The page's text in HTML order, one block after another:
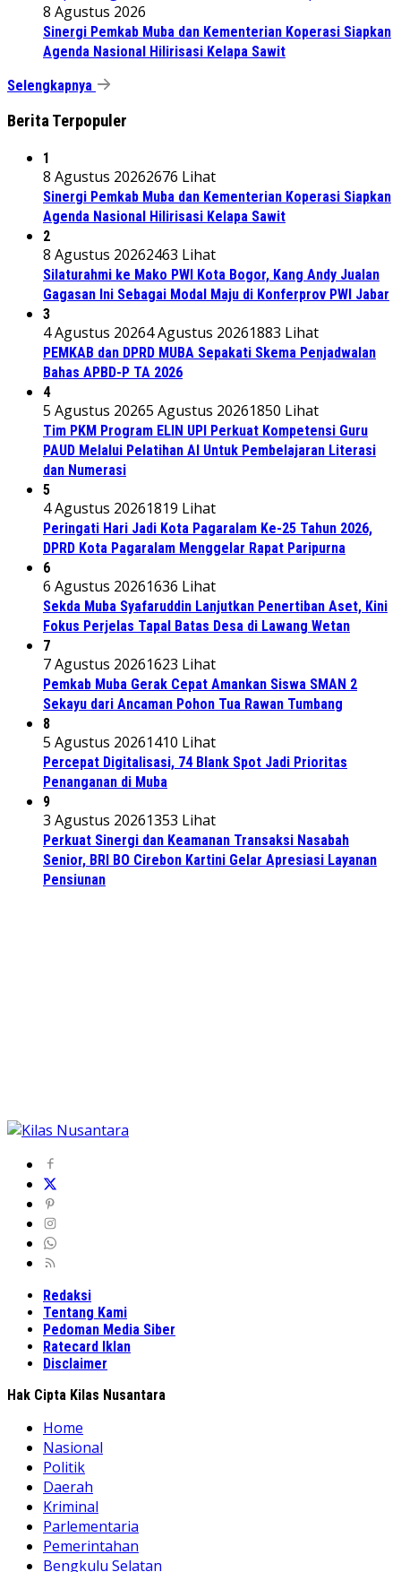
8 Agustus 2026
Sinergi Pemkab Muba dan Kementerian Koperasi Siapkan
Agenda Nasional Hilirisasi Kelapa Sawit
Selengkapnya
Berita Terpopuler
1
8 Agustus 20262676 Lihat
Sinergi Pemkab Muba dan Kementerian Koperasi Siapkan
Agenda Nasional Hilirisasi Kelapa Sawit
2
8 Agustus 20262463 Lihat
Silaturahmi ke Mako PWI Kota Bogor, Kang Andy Jualan
Gagasan Ini Sebagai Modal Maju di Konferprov PWI Jabar
3
4 Agustus 20264 Agustus 20261883 Lihat
PEMKAB dan DPRD MUBA Sepakati Skema Penjadwalan
Bahas APBD-P TA 2026
4
5 Agustus 20265 Agustus 20261850 Lihat
Tim PKM Program ELIN UPI Perkuat Kompetensi Guru
PAUD Melalui Pelatihan AI Untuk Pembelajaran Literasi
dan Numerasi
5
4 Agustus 20261819 Lihat
Peringati Hari Jadi Kota Pagaralam Ke-25 Tahun 2026,
DPRD Kota Pagaralam Menggelar Rapat Paripurna
6
6 Agustus 20261636 Lihat
Sekda Muba Syafaruddin Lanjutkan Penertiban Aset, Kini
Fokus Perjelas Tapal Batas Desa di Lawang Wetan
7
7 Agustus 20261623 Lihat
Pemkab Muba Gerak Cepat Amankan Siswa SMAN 2
Sekayu dari Ancaman Pohon Tua Rawan Tumbang
8
5 Agustus 20261410 Lihat
Percepat Digitalisasi, 74 Blank Spot Jadi Prioritas
Penanganan di Muba
9
3 Agustus 20261353 Lihat
Perkuat Sinergi dan Keamanan Transaksi Nasabah
Senior, BRI BO Cirebon Kartini Gelar Apresiasi Layanan
Pensiunan
Redaksi
Tentang Kami
Pedoman Media Siber
Ratecard Iklan
Disclaimer
Hak Cipta Kilas Nusantara
Home
Nasional
Politik
Daerah
Kriminal
Parlementaria
Pemerintahan
Bengkulu Selatan